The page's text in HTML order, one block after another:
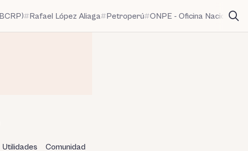
Rafael López Aliaga Petroperú ONPE - Oficina Nacional
Utilidades Comunidad